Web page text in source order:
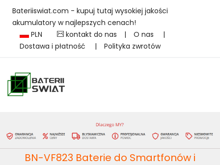
Bateriiswiat.com - kupuj tutaj wysokiej jakości
akumulatory w najlepszych cenach!
PLN
kontakt do nas | O nas
|
Dostawa i płatność
| Polityka zwrotów
BN-VF823 Baterie do Smartfonów i